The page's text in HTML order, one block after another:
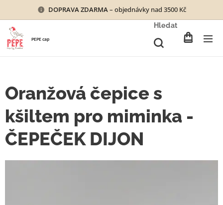
DOPRAVA ZDARMA – objednávky nad 3500 Kč
PEPE cap
Hledat
Oranžová čepice s
kšiltem pro miminka -
ČEPEČEK DIJON